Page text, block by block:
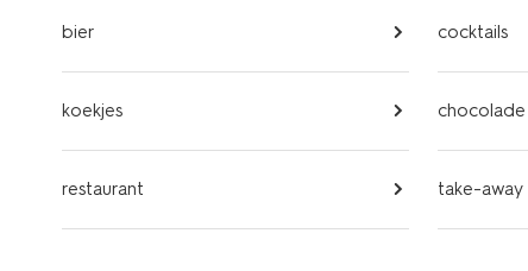
bier cocktails
koekjes chocolade
restaurant take-away